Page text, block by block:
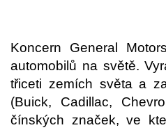
Koncern General
automobilů na světě.
třiceti zemích světa a
(Buick, Cadillac,
čínských značek, ve